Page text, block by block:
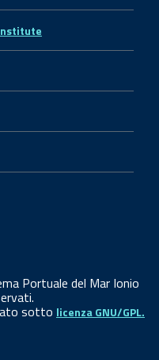
Portuale del Mar Ionio
sotto licenza GNU/GPL.